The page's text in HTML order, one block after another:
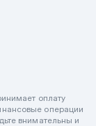
оплату
операции
внимательны и